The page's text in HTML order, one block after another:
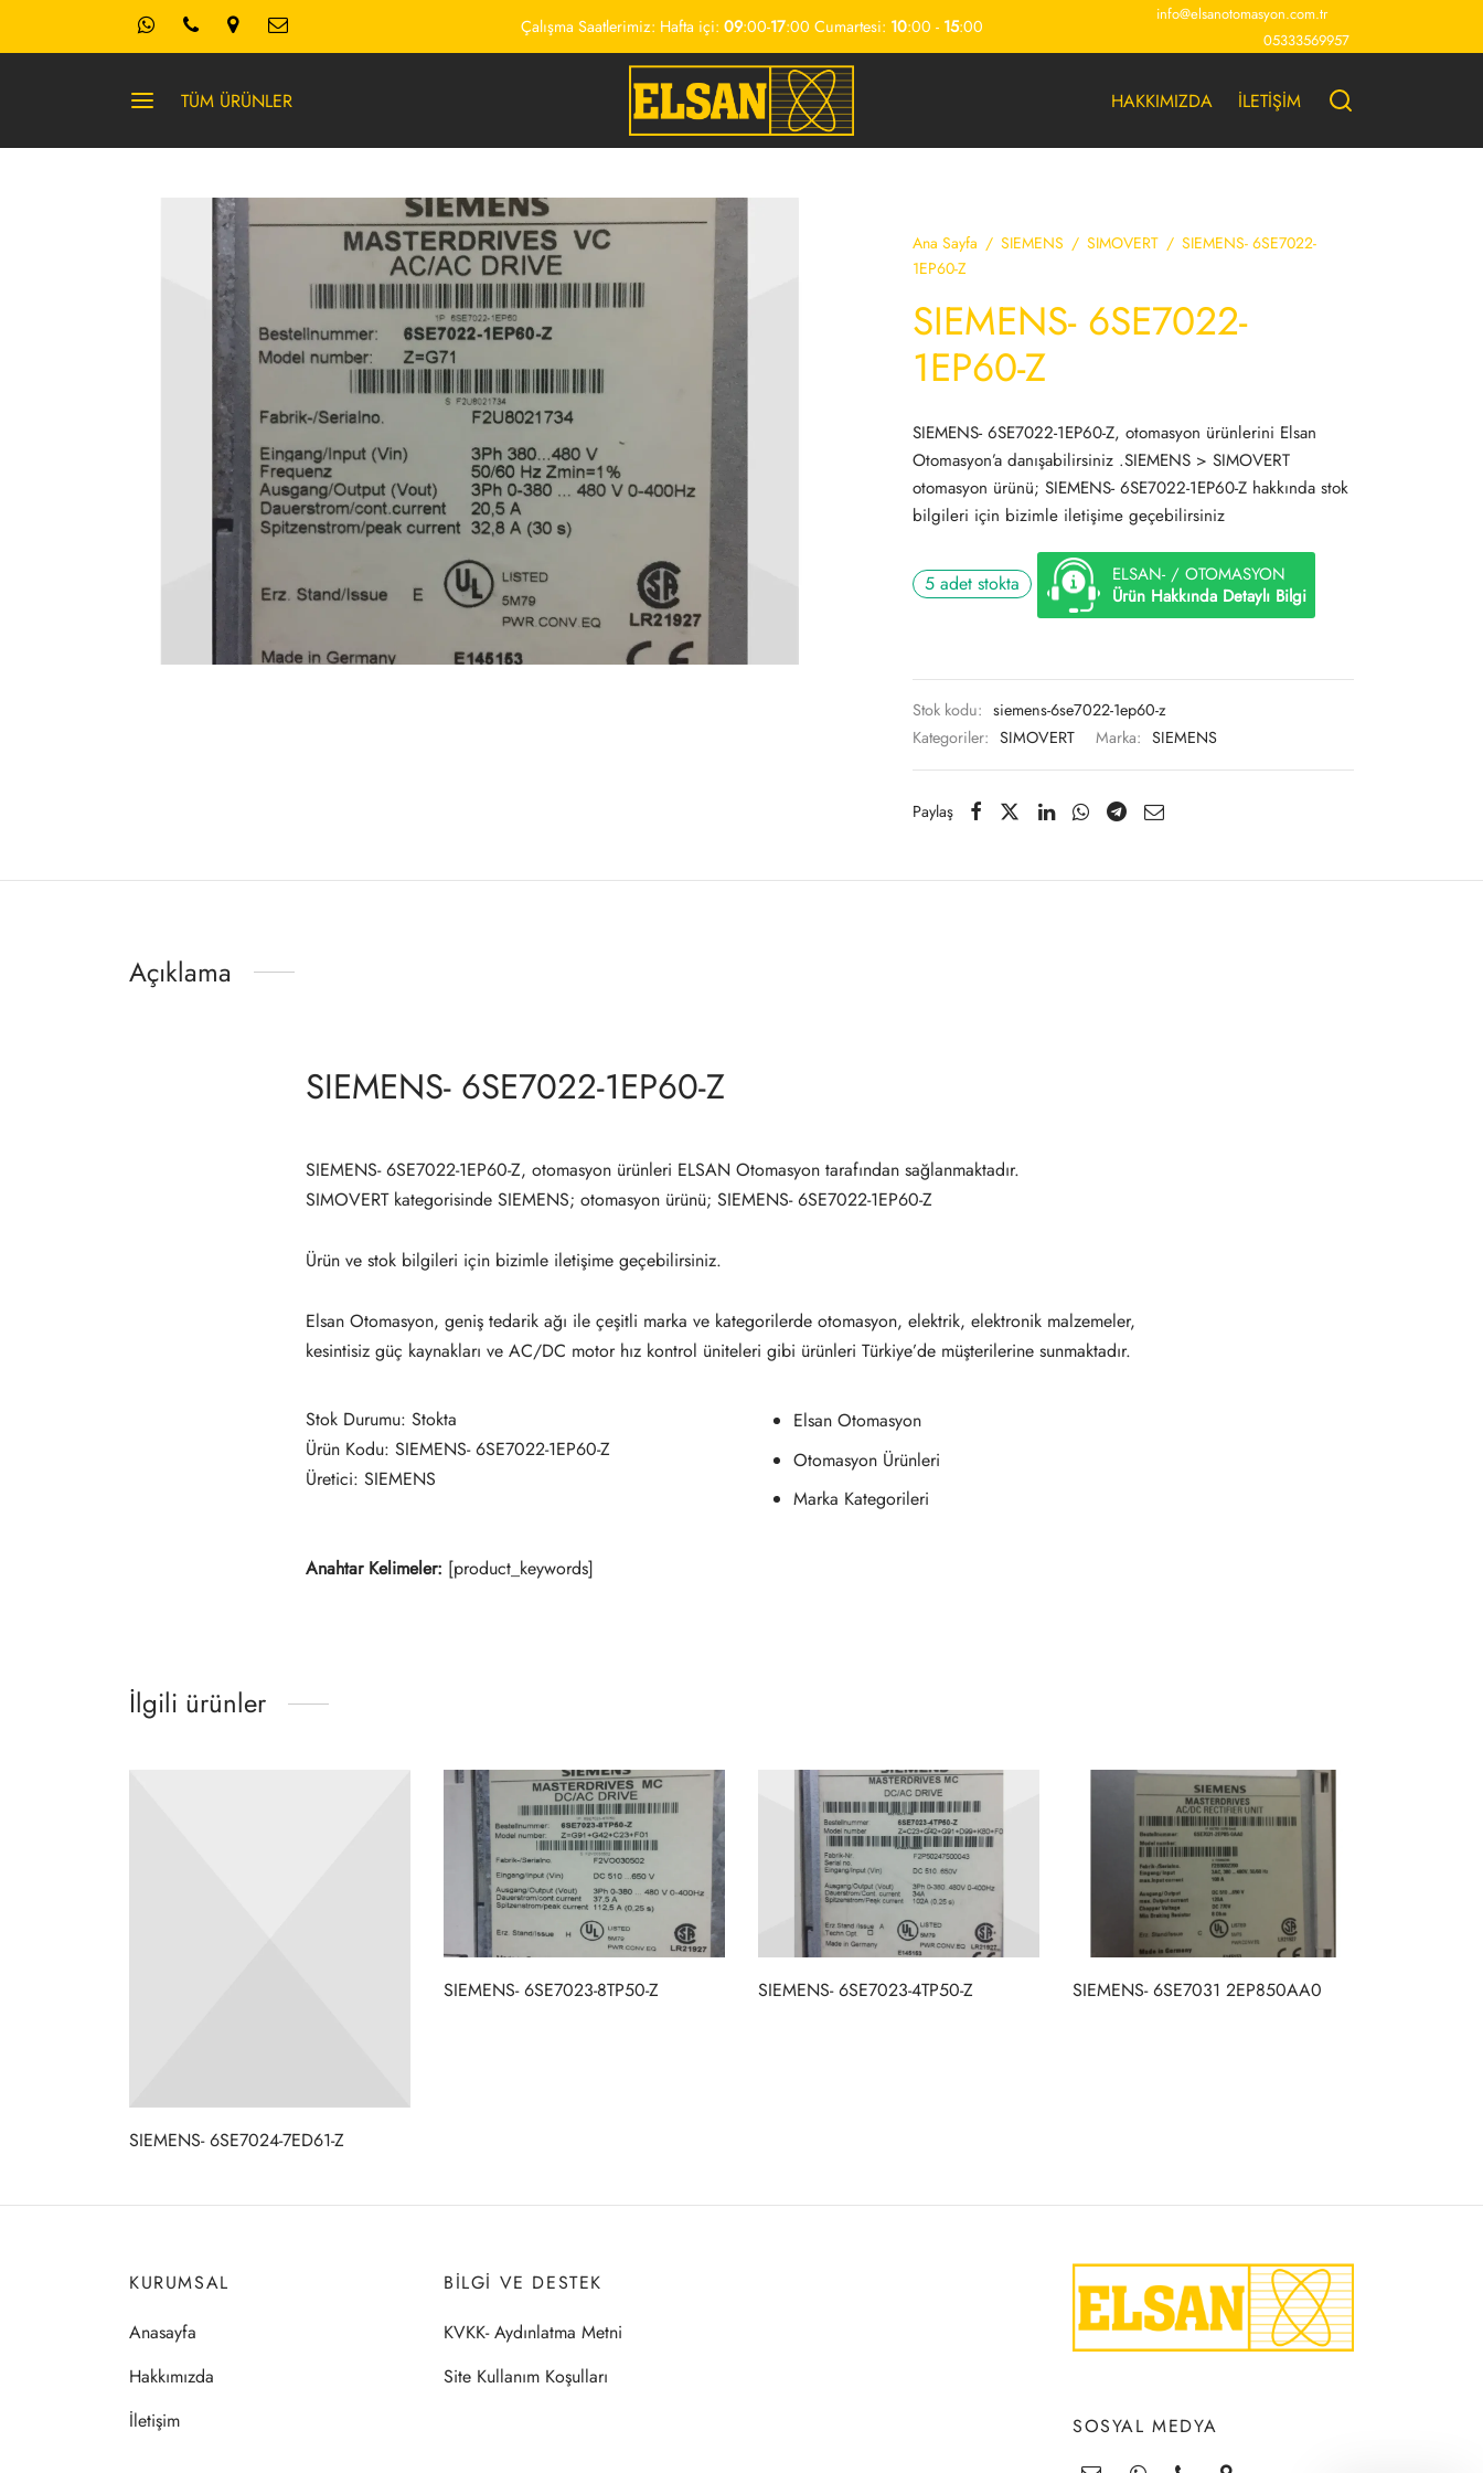
Çalışma Saatlerimiz: Hafta içi: 09:00-17:00 Cumartesi: 10:00 - 15:00
info@elsanotomasyon.com.tr
05333569957
TÜM ÜRÜNLER HAKKIMIZDA İLETİŞİM
Ana Sayfa / SIEMENS / SIMOVERT / SIEMENS- 6SE7022-
1EP60-Z
SIEMENS- 6SE7022-
1EP60-Z
SIEMENS- 6SE7022-1EP60-Z, otomasyon ürünlerini Elsan
Otomasyon’a danışabilirsiniz .SIEMENS > SIMOVERT
otomasyon ürünü; SIEMENS- 6SE7022-1EP60-Z hakkında stok
bilgileri için bizimle iletişime geçebilirsiniz
5 adet stokta
ELSAN- / OTOMASYON
Ürün Hakkında Detaylı Bilgi
Stok kodu: siemens-6se7022-1ep60-z
Kategoriler: SIMOVERT Marka: SIEMENS
Paylaş
Açıklama
SIEMENS- 6SE7022-1EP60-Z
SIEMENS- 6SE7022-1EP60-Z, otomasyon ürünleri ELSAN Otomasyon tarafından sağlanmaktadır.
SIMOVERT kategorisinde SIEMENS; otomasyon ürünü; SIEMENS- 6SE7022-1EP60-Z
Ürün ve stok bilgileri için bizimle iletişime geçebilirsiniz.
Elsan Otomasyon, geniş tedarik ağı ile çeşitli marka ve kategorilerde otomasyon, elektrik, elektronik malzemeler,
kesintisiz güç kaynakları ve AC/DC motor hız kontrol üniteleri gibi ürünleri Türkiye’de müşterilerine sunmaktadır.
Stok Durumu: Stokta
Ürün Kodu: SIEMENS- 6SE7022-1EP60-Z
Üretici: SIEMENS
Elsan Otomasyon
Otomasyon Ürünleri
Marka Kategorileri
Anahtar Kelimeler: [product_keywords]
İlgili ürünler
SIEMENS- 6SE7024-7ED61-Z
SIEMENS- 6SE7023-8TP50-Z SIEMENS- 6SE7023-4TP50-Z SIEMENS- 6SE7031 2EP850AA0
KURUMSAL
Anasayfa
Hakkımızda
İletişim
BILGI VE DESTEK
KVKK- Aydınlatma Metni
Site Kullanım Koşulları
SOSYAL MEDYA